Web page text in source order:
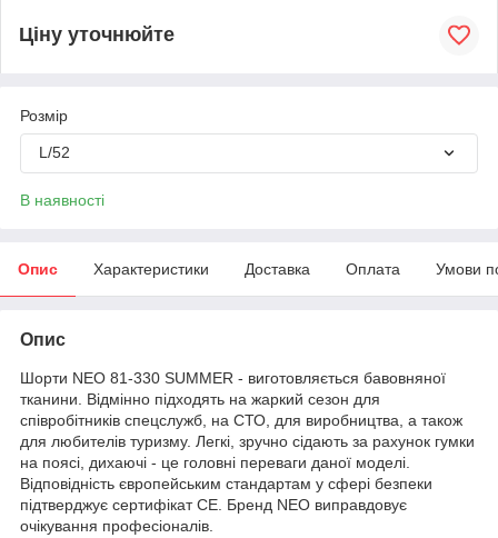
Ціну уточнюйте
Розмір
L/52
В наявності
Опис Характеристики Доставка Оплата Умови
Опис
Шорти NEO 81-330 SUMMER - виготовляється бавовняної
тканини. Відмінно підходять на жаркий сезон для
співробітників спецслужб, на СТО, для виробництва, а також
для любителів туризму. Легкі, зручно сідають за рахунок гумки
на поясі, дихаючі - це головні переваги даної моделі.
Відповідність європейським стандартам у сфері безпеки
підтверджує сертифікат CE. Бренд NEO виправдовує
очікування професіоналів.